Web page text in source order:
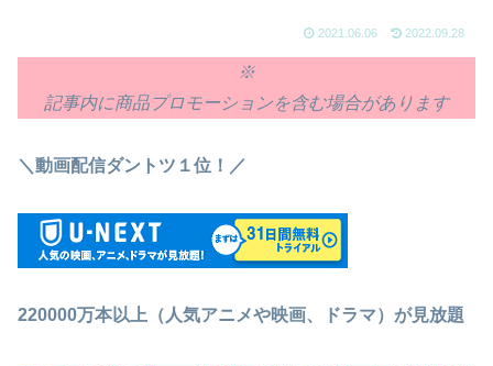
2021.06.06 2022.09.28
※
記事内に商品プロモーションを含む場合があります
＼動画配信ダントツ１位！／
220000万本以上（人気アニメや映画、ドラマ）が見放題